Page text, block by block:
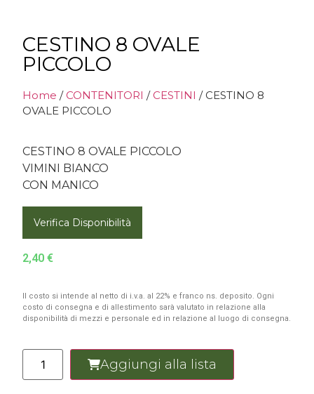
CESTINO 8 OVALE
PICCOLO
Home / CONTENITORI / CESTINI / CESTINO 8
OVALE PICCOLO
CESTINO 8 OVALE PICCOLO
VIMINI BIANCO
CON MANICO
Verifica Disponibilità
2,40 €
Il costo si intende al netto di i.v.a. al 22% e franco ns. deposito. Ogni
costo di consegna e di allestimento sarà valutato in relazione alla
disponibilità di mezzi e personale ed in relazione al luogo di consegna.
Aggiungi alla lista